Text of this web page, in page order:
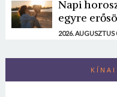
Napi
egyre
2026. AUGUSZTUS
KÍNAI